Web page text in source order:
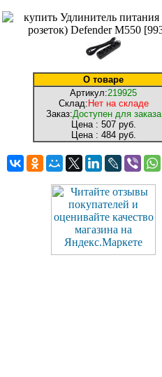
О товаре
Артикул:219925
Склад: Нет на складе
Заказ:Доступен для заказа
Цена : 507 руб.
Цена : 484 руб.